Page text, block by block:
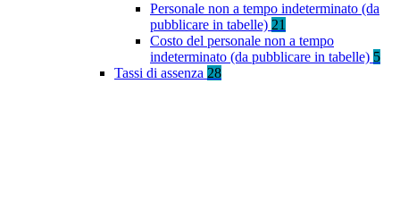
Personale non a tempo indeterminato (da
pubblicare in tabelle) 21
Costo del personale non a tempo
indeterminato (da pubblicare in tabelle) 5
Tassi di assenza 28